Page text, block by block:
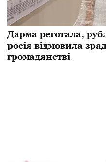
Дарма реготала,
росія відмовила
громадянстві